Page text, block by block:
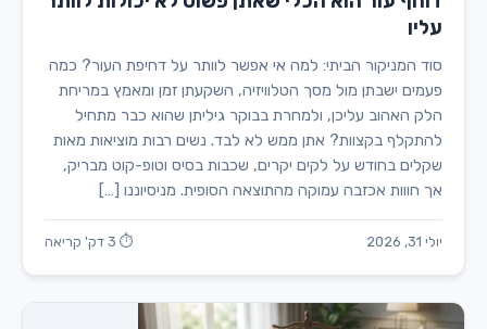
עליו
סוד המניקור הביתי: למה אי אפשר לוותר על דחיפת העור? כמה
פעמים ישבתן מול מסך הטלוויזיה, השקעתן זמן ומאמץ במריחת
הלק האהוב עליכן, ולמחרת בבוקר גיליתן שהוא כבר מתחיל
להתקלף בקצוות? אתן ממש לא לבד. נשים רבות מוציאות מאות
שקלים בחודש על לקים יקרים, שכבות בסיס וטופ-קוט מבריק,
אך חווות אכזבה עמוקה מהתוצאה הסופית. מניסיוננו […]
יולי 31, 2026 ⏱ 3 דק' קריאה